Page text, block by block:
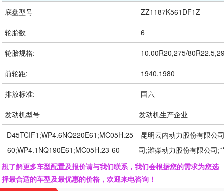
底盘型号 ZZ1187K561DF1Z
轮胎数 6
轮胎规格: 10.00R20,275/
前轮距: 1940,1980
排放标准: 国六
发动机型号 发动机生产企业
D45TCIF1;WP4.6NQ220E61;MC05H.25
-60;WP4.1NQ190E61;MC05H.23-60
昆明云内动力股份有限公
司;潍柴动力股份有限公司
想了解更多车型配置及报价请与我们联系，我们会根据您的需求为您选
择最合适的车型及最优惠的价格，欢迎来电咨询！